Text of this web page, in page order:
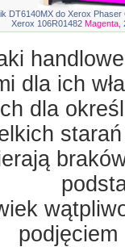
DT6140MX do Xerox
Xerox 106R01482 Magenta,
dla ich
dla